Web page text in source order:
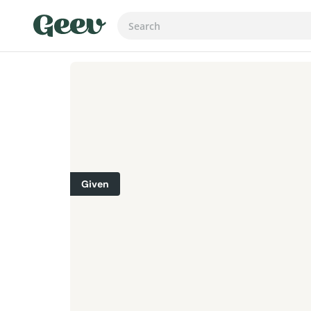
Given